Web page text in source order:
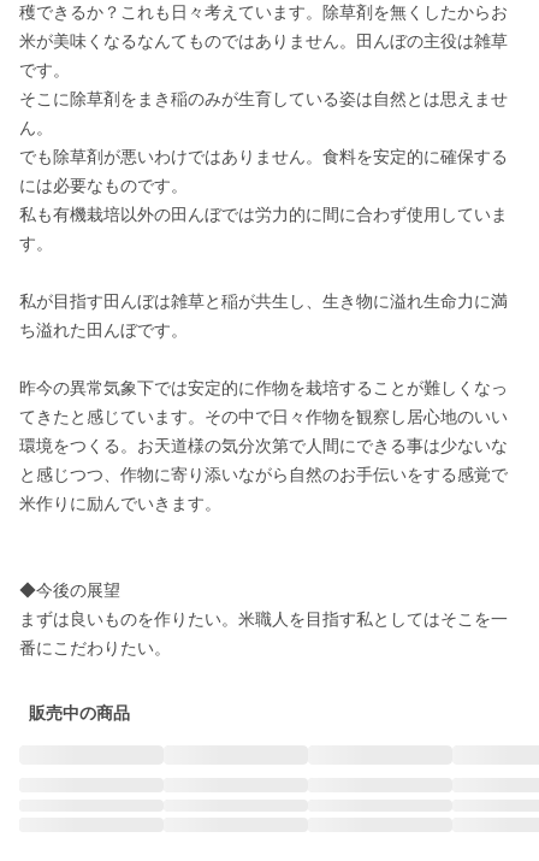
穫できるか？これも日々考えています。除草剤を無くしたからお
米が美味くなるなんてものではありません。田んぼの主役は雑草
です。
そこに除草剤をまき稲のみが生育している姿は自然とは思えませ
ん。
でも除草剤が悪いわけではありません。食料を安定的に確保する
には必要なものです。
私も有機栽培以外の田んぼでは労力的に間に合わず使用していま
す。
私が目指す田んぼは雑草と稲が共生し、生き物に溢れ生命力に満
ち溢れた田んぼです。
昨今の異常気象下では安定的に作物を栽培することが難しくなっ
てきたと感じています。その中で日々作物を観察し居心地のいい
環境をつくる。お天道様の気分次第で人間にできる事は少ないな
と感じつつ、作物に寄り添いながら自然のお手伝いをする感覚で
米作りに励んでいきます。
◆今後の展望
まずは良いものを作りたい。米職人を目指す私としてはそこを一
番にこだわりたい。
販売中の商品